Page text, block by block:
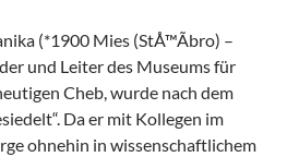
(*1900 Mies (StÅ™Ã­bro) –
und Leiter des Museums für
Cheb, wurde nach dem
Da er mit Kollegen im
ohnehin in wissenschaftlichem